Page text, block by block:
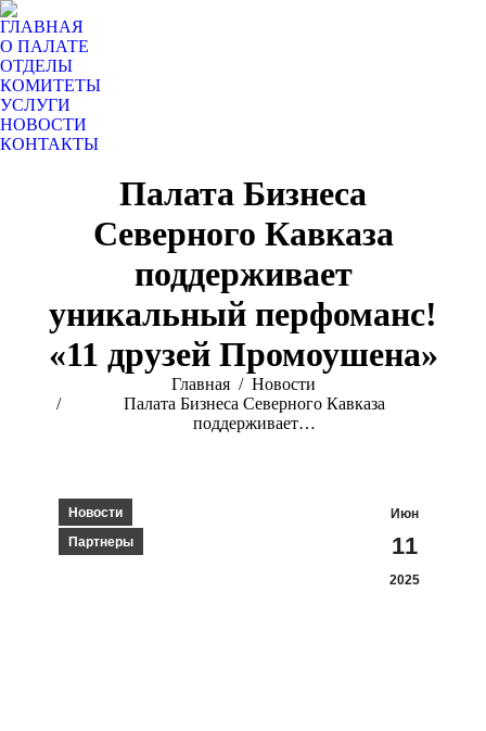
ГЛАВНАЯ
О ПАЛАТЕ
ОТДЕЛЫ
КОМИТЕТЫ
УСЛУГИ
НОВОСТИ
КОНТАКТЫ
Палата Бизнеса
Северного Кавказа
поддерживает
уникальный перфоманс!
«11 друзей Промоушена»
Главная
Новости
Палата Бизнеса Северного Кавказа
поддерживает…
Июн
11
2025
Новости
Партнеры